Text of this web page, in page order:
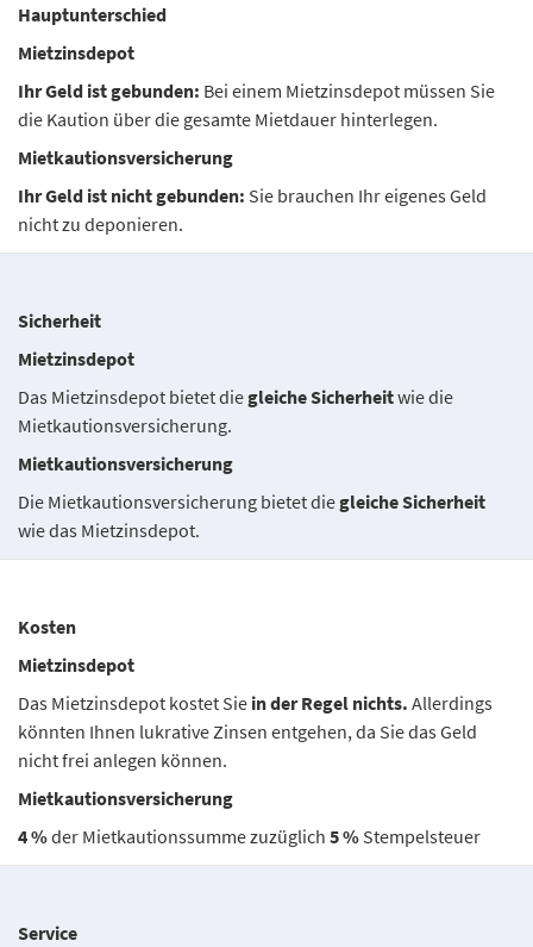
Hauptunterschied
Mietzinsdepot
Ihr Geld ist gebunden: Bei einem Mietzinsdepot müssen Sie
die Kaution über die gesamte Mietdauer hinterlegen.
Mietkautionsversicherung
Ihr Geld ist nicht gebunden: Sie brauchen Ihr eigenes Geld
nicht zu deponieren.
Sicherheit
Mietzinsdepot
Das Mietzinsdepot bietet diegleiche Sicherheitwie die
Mietkautionsversicherung.
Mietkautionsversicherung
Die Mietkautionsversicherung bietet diegleiche Sicherheit
wie das Mietzinsdepot.
Kosten
Mietzinsdepot
Das Mietzinsdepot kostet Sie in der Regel nichts. Allerdings
könnten Ihnen lukrative Zinsen entgehen, da Sie das Geld
nicht frei anlegen können.
Mietkautionsversicherung
4 %der Mietkautionssumme zuzüglich 5 % Stempelsteuer
Service